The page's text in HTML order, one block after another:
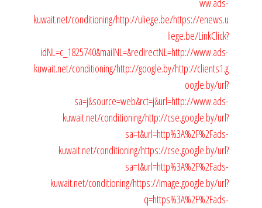
ww.ads-
kuwait.net/conditioning/http://uliege.be/https://enews.u
liege.be/LinkClick?
idNL=c_1825740&mailNL=&redirectNL=http://www.ads-
kuwait.net/conditioning/http://google.by/http://clients1.g
oogle.by/url?
sa=j&source=web&rct=j&url=http://www.ads-
kuwait.net/conditioning/http://cse.google.by/url?
sa=t&url=http%3A%2F%2Fads-
kuwait.net/conditioning/https://cse.google.by/url?
sa=t&url=http%3A%2F%2Fads-
kuwait.net/conditioning/https://image.google.by/url?
q=https%3A%2F%2Fads-